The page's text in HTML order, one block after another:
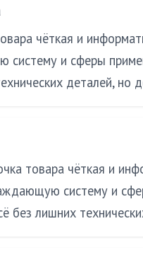
чёткая и
и сферы
деталей, но
товара чёткая и
систему и
без лишних